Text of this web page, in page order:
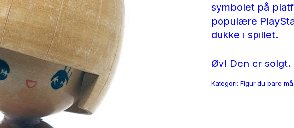
symbolet på
populære
dukke i spillet.
Øv! Den er solgt.
Kategori: Figur du bare